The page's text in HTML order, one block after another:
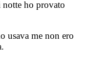
ho provato
usava me non ero